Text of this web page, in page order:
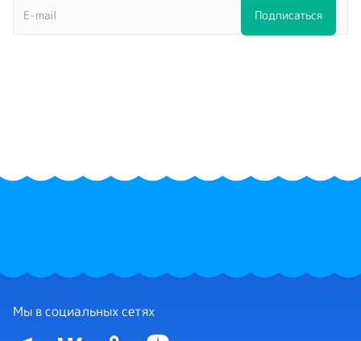
Мы в социальных сетях